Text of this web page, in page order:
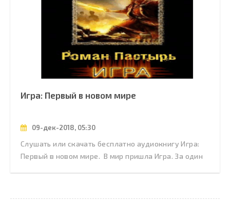
Игра: Первый в новом мире
09-дек-2018, 05:30
Слушать или скачать бесплатно аудиокнигу Игра:
Первый в новом мире. В мир пришла Игра. За один